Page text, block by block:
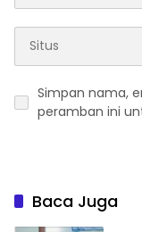
Simpan nama,
peramban ini
Baca Juga